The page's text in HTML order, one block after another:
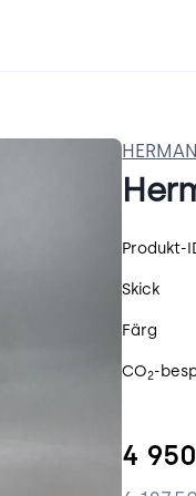
Produkt-
Skick
Färg
CO2-
4 950